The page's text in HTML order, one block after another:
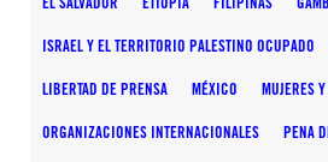
ISRAEL Y EL TERRITORIO PALESTINO OCUPADO
LIBERTAD DE PRENSA MÉXICO MUJERES
ORGANIZACIONES INTERNACIONALES PENA